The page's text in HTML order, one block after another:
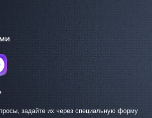
задайте их через специальную форму